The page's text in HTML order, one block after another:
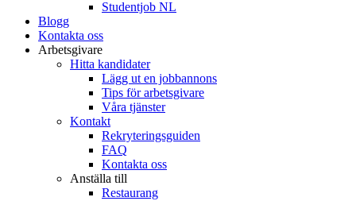
Studentjob NL
Blogg
Kontakta oss
Arbetsgivare
Hitta kandidater
Lägg ut en jobbannons
Tips för arbetsgivare
Våra tjänster
Kontakt
Rekryteringsguiden
FAQ
Kontakta oss
Anställa till
Restaurang